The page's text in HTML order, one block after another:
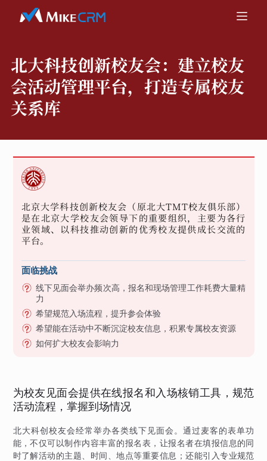
北大科技创新校友会： 建立校友
会活动管理平台，打造专属校友
关系库
北京大学科技创新校友会（原北大TMT校友俱乐部）
是在北京大学校友会领导下的重要组织，主要为各行
业领域、以科技推动创新的优秀校友提供成长交流的
平台。
面临挑战
线下见面会举办频次高，报名和现场管理工作耗费大量精
力
希望规范入场流程，提升参会体验
希望能在活动中不断沉淀校友信息，积累专属校友资源
如何扩大校友会影响力
为校友见面会提供在线报名和入场核销工具，规范
活动流程，掌握到场情况
北大科创校友会经常举办各类线下见面会。通过麦客的表单功
能，不仅可以制作内容丰富的报名表，让报名者在填报信息的同
时了解活动的主题、时间、地点等重要信息；还能引入专业规范